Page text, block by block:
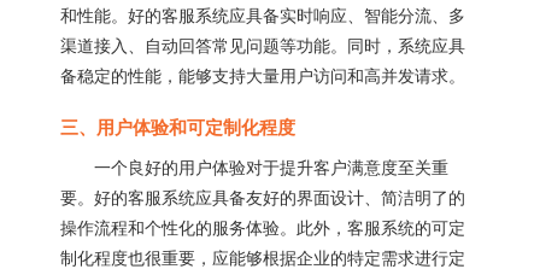
和性能。好的客服系统应具备实时响应、智能分流、多
渠道接入、自动回答常见问题等功能。同时，系统应具
备稳定的性能，能够支持大量用户访问和高并发请求。
三、用户体验和可定制化程度
一个良好的用户体验对于提升客户满意度至关重
要。好的客服系统应具备友好的界面设计、简洁明了的
操作流程和个性化的服务体验。此外，客服系统的可定
制化程度也很重要，应能够根据企业的特定需求进行定